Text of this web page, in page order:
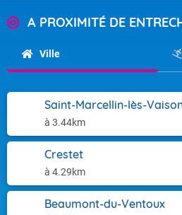
A PROXIMITÉ DE
Ville
Saint-Marcellin-lès-
à 3.44km
Crestet
à 4.29km
Beaumont-du-Ventoux